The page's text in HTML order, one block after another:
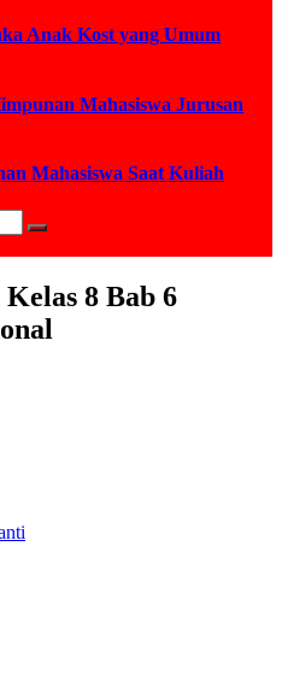
Anak Kost yang Umum
Mahasiswa Jurusan
Mahasiswa Saat Kuliah
8 Bab 6